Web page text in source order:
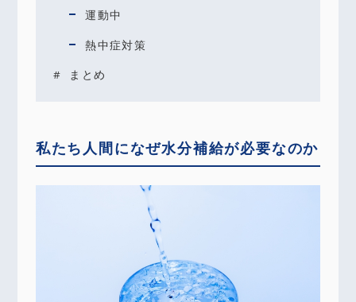
運動中
熱中症対策
まとめ
私たち人間になぜ水分補給が必要なのか